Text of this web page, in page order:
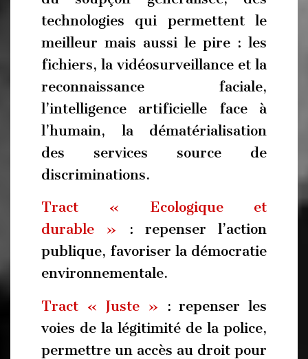
technologies qui permettent le
meilleur mais aussi le pire : les
fichiers, la vidéosurveillance et la
reconnaissance faciale,
l’intelligence artificielle face à
l’humain, la dématérialisation
des services source de
discriminations.
Tract « Ecologique et
durable » : repenser l’action
publique, favoriser la démocratie
environnementale.
Tract « Juste » : repenser les
voies de la légitimité de la police,
permettre un accès au droit pour